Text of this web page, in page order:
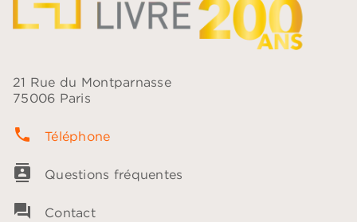
21 Rue du Montparnasse
75006 Paris
phone Téléphone
contacts Questions fréquentes
question_answer Contact